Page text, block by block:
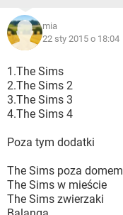
mia
22 sty 2015 o 18:04
1.The Sims
2.The Sims 2
3.The Sims 3
4.The Sims 4
Poza tym dodatki
The Sims poza domem
The Sims w mieście
The Sims zwierzaki